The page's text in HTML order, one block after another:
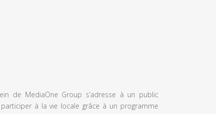
de MediaOne Group s’adresse à un public
à la vie locale grâce à un programme